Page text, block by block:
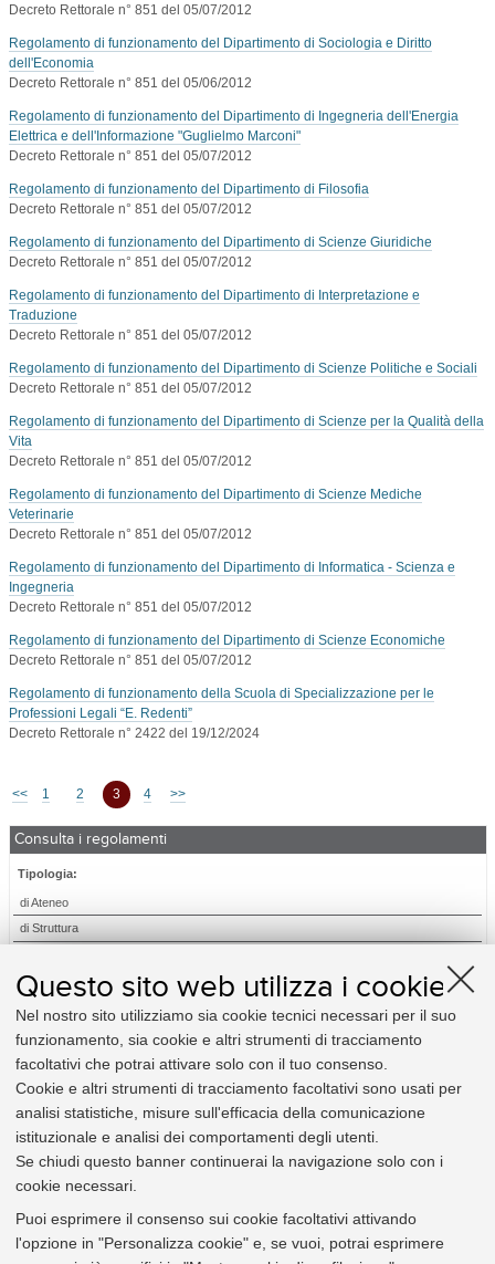
Questo sito web utilizza i cookie
Nel nostro sito utilizziamo sia cookie tecnici necessari per il suo
funzionamento, sia cookie e altri strumenti di tracciamento
facoltativi che potrai attivare solo con il tuo consenso.
Cookie e altri strumenti di tracciamento facoltativi sono usati per
analisi statistiche, misure sull'efficacia della comunicazione
istituzionale e analisi dei comportamenti degli utenti.
Se chiudi questo banner continuerai la navigazione solo con i
cookie necessari.
Puoi esprimere il consenso sui cookie facoltativi attivando
l'opzione in "Personalizza cookie" e, se vuoi, potrai esprimere
Decreto Rettorale n° 851 del 05/07/2012
Regolamento di funzionamento del Dipartimento di Sociologia e Diritto
dell'Economia
Decreto Rettorale n° 851 del 05/06/2012
Regolamento di funzionamento del Dipartimento di Ingegneria dell'Energia
Elettrica e dell'Informazione "Guglielmo Marconi"
Decreto Rettorale n° 851 del 05/07/2012
Regolamento di funzionamento del Dipartimento di Filosofia
Decreto Rettorale n° 851 del 05/07/2012
Regolamento di funzionamento del Dipartimento di Scienze Giuridiche
Decreto Rettorale n° 851 del 05/07/2012
Regolamento di funzionamento del Dipartimento di Interpretazione e
Traduzione
Decreto Rettorale n° 851 del 05/07/2012
Regolamento di funzionamento del Dipartimento di Scienze Politiche e Sociali
Decreto Rettorale n° 851 del 05/07/2012
Regolamento di funzionamento del Dipartimento di Scienze per la Qualità della
Vita
Decreto Rettorale n° 851 del 05/07/2012
Regolamento di funzionamento del Dipartimento di Scienze Mediche
Veterinarie
Decreto Rettorale n° 851 del 05/07/2012
Regolamento di funzionamento del Dipartimento di Informatica - Scienza e
Ingegneria
Decreto Rettorale n° 851 del 05/07/2012
Regolamento di funzionamento del Dipartimento di Scienze Economiche
Decreto Rettorale n° 851 del 05/07/2012
Regolamento di funzionamento della Scuola di Specializzazione per le
Professioni Legali “E. Redenti”
Decreto Rettorale n° 2422 del 19/12/2024
<< 1 2 3 4 >>
Consulta i regolamenti
Tipologia:
di Ateneo
di Struttura
Amministrazione
Didattica e diritto allo studio
Procedimento amministrativo e privacy
Ricerca
Studente
Docente